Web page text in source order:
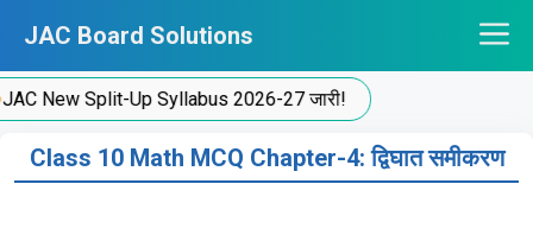
content
JAC Board Solutions
New Split-Up Syllabus 2026-27 जारी!
Class 10 Math MCQ Chapter-4: द्विघात समीकरण